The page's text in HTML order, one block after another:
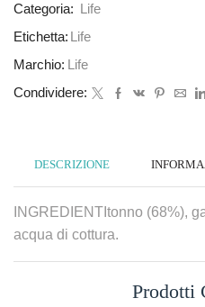
Categoria:
Life
Etichetta:
Life
Marchio:
Life
Condividere:
DESCRIZIONE
INGREDIENTItonno (68%),
acqua di cottura.
Prodotti